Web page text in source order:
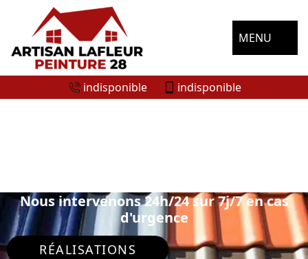
MENU
indisponible indisponible
Nous intervenons 24h/24 sur 7j/7 en cas
d'urgence
RÉALISATIONS